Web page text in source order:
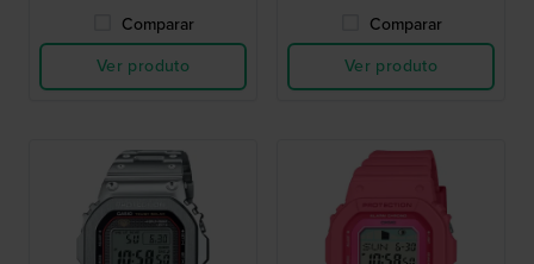
Comparar
Ver produto
Comparar
Ver produto